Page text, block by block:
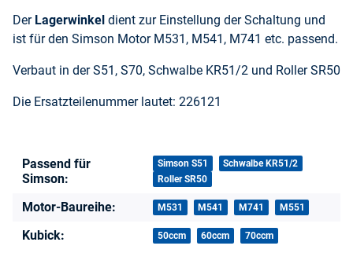
Der Lagerwinkel dient zur Einstellung der Schaltung und
ist für den Simson Motor M531, M541, M741 etc. passend.
Verbaut in der S51, S70, Schwalbe KR51/2 und Roller SR50
Die Ersatzteilenummer lautet: 226121
Produkteigenschaft
Wert
Passend für
Simson:
Simson S51
Schwalbe KR51/2
Roller SR50
Motor-Baureihe: M531 M541 M741 M551
Kubick: 50ccm 60ccm 70ccm